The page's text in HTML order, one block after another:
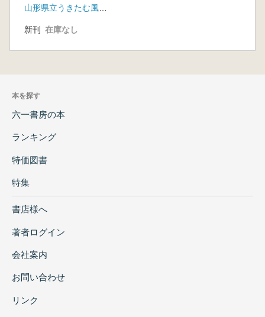
新刊 在庫なし
本を探す
六一書房の本
ランキング
特価図書
特集
書店様へ
著者ログイン
会社案内
お問い合わせ
リンク